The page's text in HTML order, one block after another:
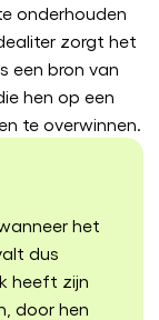
onderhouden
zorgt het
een bron van
hen op een
te overwinnen.
het
dus
heeft zijn
door hen